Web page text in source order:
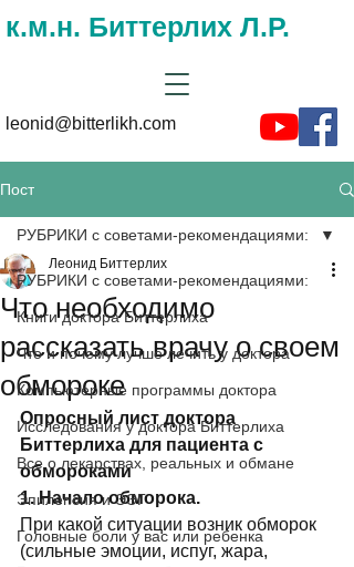
к.м.н. Биттерлих Л.Р.
leonid@bitterlikh.com
Пост
РУБРИКИ с советами-рекомендациями:
Книги доктора Биттерлиха
Что и почему лучше лечить у доктора
Компьютерные программы доктора
Исследования у доктора Биттерлиха
Все о лекарствах, реальных и обмане
Эпилепсия и ЭЭГ
Головные боли у вас или ребенка
РУБРИКИ с советами-рекомендациями:
Что необходимо
рассказать врачу о своем
обмороке
Леонид Биттерлих
Опросный лист доктора
Биттерлиха для пациента с
обмороками
1. Начало обморока.
При какой ситуации возник обморок
(сильные эмоции, испуг, жара,